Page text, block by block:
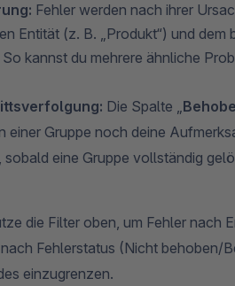
Fehler werden nach ihrer
Entität (z. B. „Produkt“) und dem
So kannst du mehrere ähnliche
Die Spalte „
einer Gruppe noch deine
sobald eine Gruppe vollständig
die Filter oben, um Fehler nach
Fehlerstatus (Nicht behoben/
einzugrenzen.